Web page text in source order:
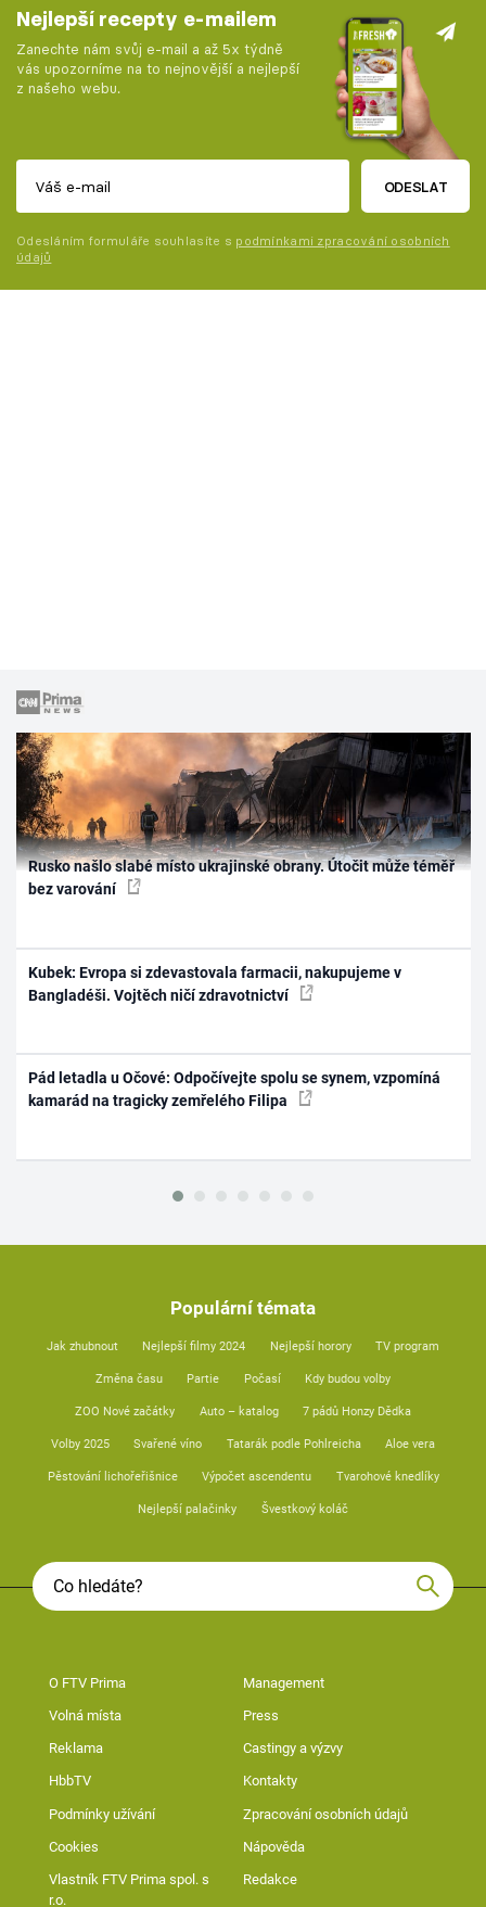
Nejlepší recepty e-mailem
Zanechte nám svůj e-mail a až 5x týdně
vás upozorníme na to nejnovější a nejlepší
z našeho webu.
ODESLAT
Odesláním formuláře souhlasíte s podmínkami zpracování osobních
údajů
Rusko našlo slabé místo ukrajinské obrany. Útočit může téměř
bez varování
Kubek: Evropa si zdevastovala farmacii, nakupujeme v
Bangladéši. Vojtěch ničí zdravotnictví
Pád letadla u Očové: Odpočívejte spolu se synem, vzpomíná
kamarád na tragicky zemřelého Filipa
Populární témata
Jak zhubnout Nejlepší filmy 2024 Nejlepší horory TV program
Změna času Partie Počasí Kdy budou volby
ZOO Nové začátky Auto – katalog 7 pádů Honzy Dědka
Volby 2025 Svařené víno Tatarák podle Pohlreicha Aloe vera
Pěstování lichořeřišnice Výpočet ascendentu Tvarohové knedlíky
Nejlepší palačinky Švestkový koláč
O FTV Prima Management
Volná místa Press
Reklama Castingy a výzvy
HbbTV Kontakty
Podmínky užívání Zpracování osobních údajů
Cookies Nápověda
Vlastník FTV Prima spol. s
r.o.
Redakce